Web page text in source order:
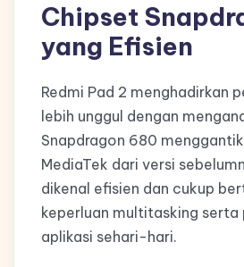
Chipset
yang Efisien
Redmi Pad 2 menghadirkan
lebih unggul dengan
Snapdragon 680
MediaTek dari versi
dikenal efisien dan cukup
keperluan multitasking serta
aplikasi sehari-hari.